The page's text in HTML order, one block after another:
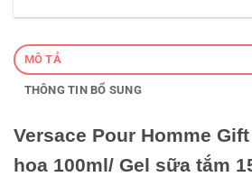
MÔ TẢ
THÔNG TIN BỔ SUNG
Versace Pour Homme
hoa 100ml/ Gel sữa tắm